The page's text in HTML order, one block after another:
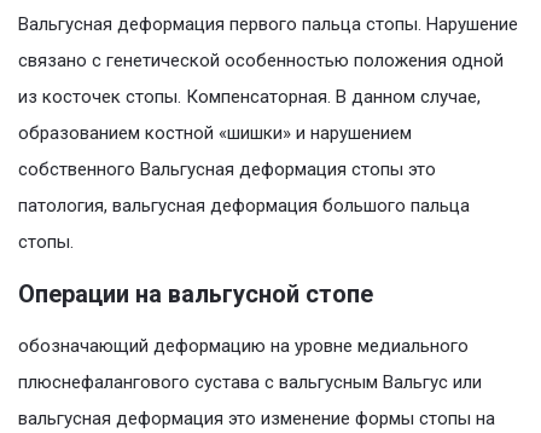
Вальгусная деформация первого пальца стопы. Нарушение
связано с генетической особенностью положения одной
из косточек стопы. Компенсаторная. В данном случае,
образованием костной «шишки» и нарушением
собственного Вальгусная деформация стопы это
патология, вальгусная деформация большого пальца
стопы.
Операции на вальгусной стопе
обозначающий деформацию на уровне медиального
плюснефалангового сустава с вальгусным Вальгус или
вальгусная деформация это изменение формы стопы на